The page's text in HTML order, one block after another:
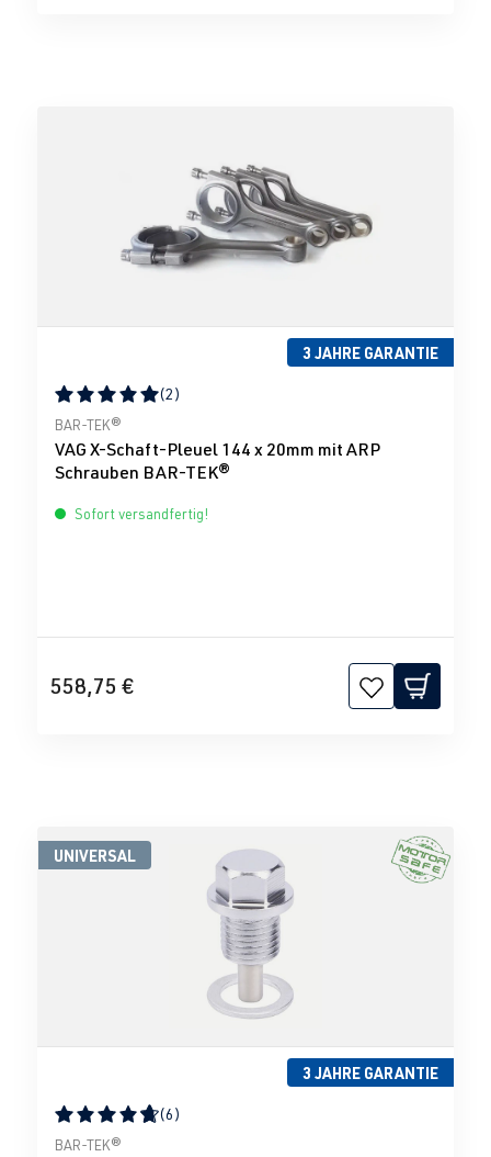
3 JAHRE GARANTIE
Durchschnittliche Bewertung von 5 von 5 Sternen
(2)
BAR-TEK®
VAG X-Schaft-Pleuel 144 x 20mm mit ARP
Schrauben BAR-TEK®
Sofort versandfertig!
558,75 €
UNIVERSAL
3 JAHRE GARANTIE
Durchschnittliche Bewertung von 4.83 von 5 Sternen
(6)
BAR-TEK®